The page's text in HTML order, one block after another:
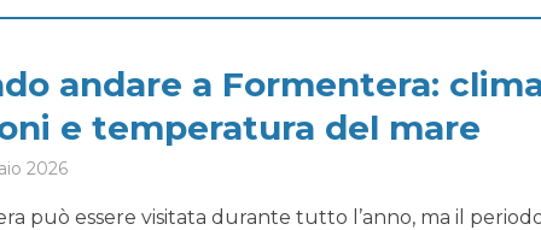
andare a Formentera:
e temperatura del mare
2026
può essere visitata durante tutto l’anno, ma il